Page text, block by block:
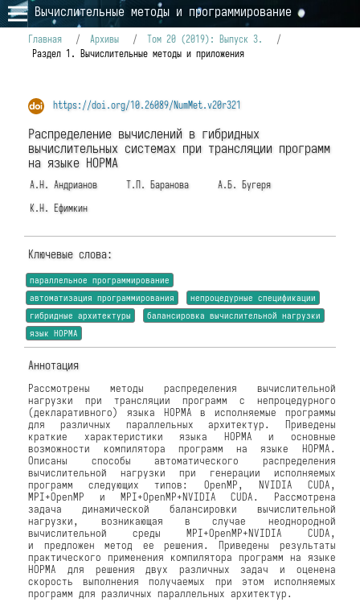
Вычислительные методы и программирование
Главная / Архивы / Том 20 (2019): Выпуск 3.
/
Раздел 1. Вычислительные методы и приложения
https://doi.org/10.26089/NumMet.v20r321
Распределение вычислений в гибридных
вычислительных системах при трансляции программ
на языке НОРМА
А.Н. Андрианов Т.П. Баранова
А.Б. Бугеря
К.Н. Ефимкин
Ключевые слова:
параллельное программирование
автоматизация программирования
непроцедурные спецификации
гибридные архитектуры
балансировка вычислительной нагрузки
язык НОРМА
Аннотация
Рассмотрены методы распределения вычислительной
нагрузки при трансляции программ с непроцедурного
(декларативного) языка НОРМА в исполняемые программы
для различных параллельных архитектур. Приведены
краткие характеристики языка НОРМА и основные
возможности компилятора программ на языке НОРМА.
Описаны способы автоматического распределения
вычислительной нагрузки при генерации исполняемых
программ следующих типов: OpenMP, NVIDIA CUDA,
MPI+OpenMP и MPI+OpenMP+NVIDIA CUDA. Рассмотрена
задача динамической балансировки вычислительной
нагрузки, возникающая в случае неоднородной
вычислительной среды MPI+OpenMP+NVIDIA CUDA,
и предложен метод ее решения. Приведены результаты
практического применения компилятора программ на языке
НОРМА для решения двух различных задач и оценена
скорость выполнения получаемых при этом исполняемых
программ для различных параллельных архитектур.